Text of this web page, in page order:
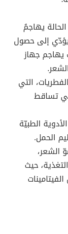
يهاجمُ
إلى حصول
جهاز
التي
تساقط
الطبيّة
الحمل.
الشعر،
حيث